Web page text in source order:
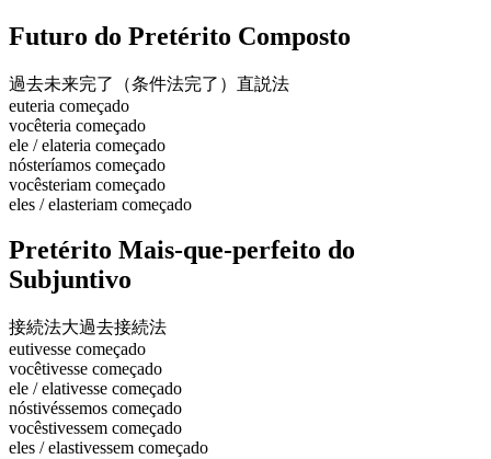
Futuro do Pretérito Composto
過去未来完了（条件法完了） 直説法
euteria começado
vocêteria começado
ele / elateria começado
nósteríamos começado
vocêsteriam começado
eles / elasteriam começado
Pretérito Mais-que-perfeito do
Subjuntivo
接続法大過去接続法
eutivesse começado
vocêtivesse começado
ele / elativesse começado
nóstivéssemos começado
vocêstivessem começado
eles / elastivessem começado